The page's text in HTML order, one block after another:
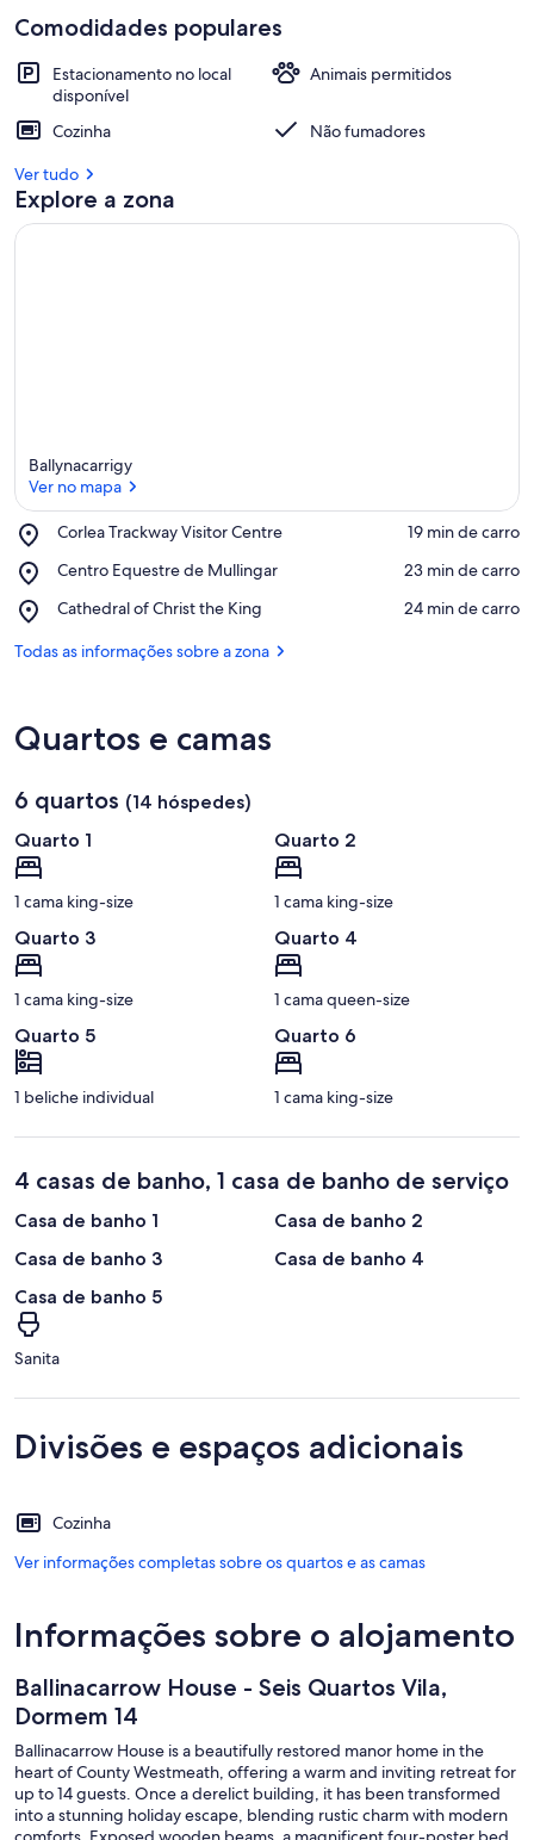
Restaurantes
Comodidades populares
Estacionamento no local
disponível
Animais permitidos
Cozinha
Não fumadores
Ver tudo
Explore a zona
Ballynacarrigy
Ver no mapa
Corlea Trackway Visitor Centre
Place,
Trackway
Centre
‪19 min de carro‬
Centro Equestre de Mullingar
Place,
Equestre
Mullingar
‪23 min de carro‬
Cathedral of Christ the King
Place,
of
‪24 min de carro‬
Todas as informações sobre a zona
Quartos e camas
6 quartos (14 hóspedes)
Quarto 1
1 cama king-size
Quarto 2
1 cama king-size
Quarto 3
1 cama king-size
Quarto 4
1 cama queen-size
Quarto 5
1 beliche individual
Quarto 6
1 cama king-size
4 casas de banho, 1 casa de banho de serviço
Casa de banho 1
Casa de banho 2
Casa de banho 3
Casa de banho 4
Casa de banho 5
Sanita
Divisões e espaços adicionais
Cozinha
Ver informações completas sobre os quartos e as camas
Informações sobre o alojamento
Ballinacarrow House - Seis Quartos Vila,
Dormem 14
Ballinacarrow House is a beautifully restored manor home in the
heart of County Westmeath, offering a warm and inviting retreat for
up to 14 guests. Once a derelict building, it has been transformed
into a stunning holiday escape, blending rustic charm with modern